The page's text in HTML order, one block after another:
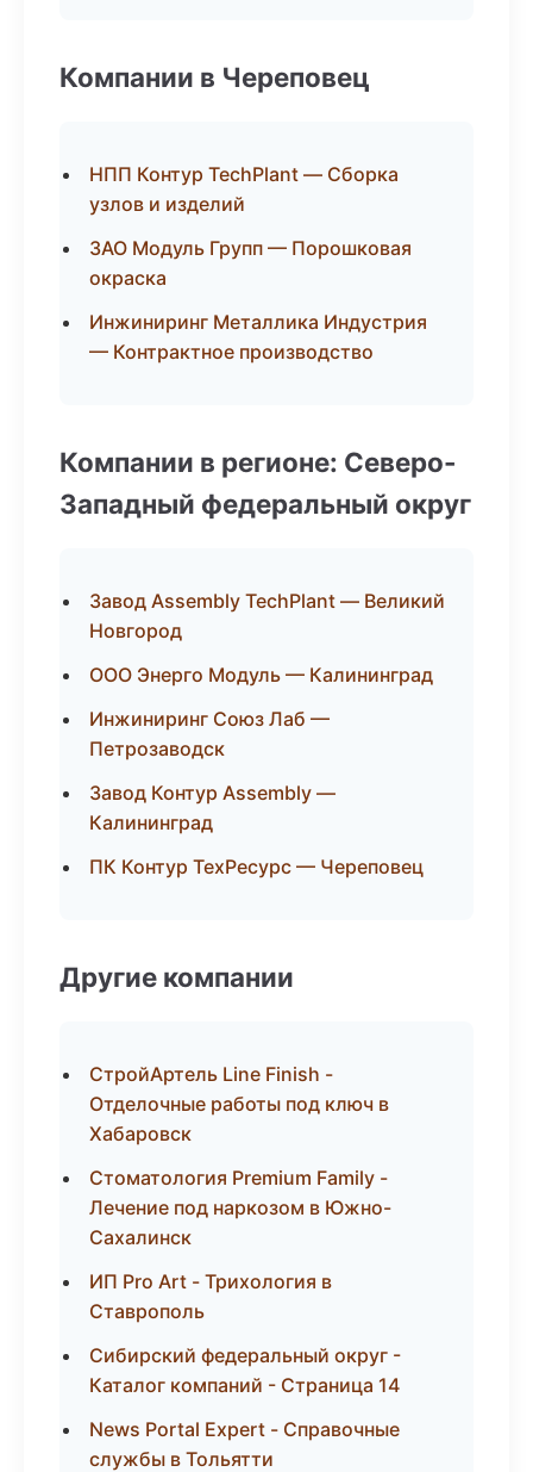
Компании в Череповец
НПП Контур TechPlant — Сборка
узлов и изделий
ЗАО Модуль Групп — Порошковая
окраска
Инжиниринг Металлика Индустрия
— Контрактное производство
Компании в регионе: Северо-
Западный федеральный округ
Завод Assembly TechPlant — Великий
Новгород
ООО Энерго Модуль — Калининград
Инжиниринг Союз Лаб —
Петрозаводск
Завод Контур Assembly —
Калининград
ПК Контур ТехРесурс — Череповец
Другие компании
СтройАртель Line Finish -
Отделочные работы под ключ в
Хабаровск
Стоматология Premium Family -
Лечение под наркозом в Южно-
Сахалинск
ИП Pro Art - Трихология в
Ставрополь
Сибирский федеральный округ -
Каталог компаний - Страница 14
News Portal Expert - Справочные
службы в Тольятти